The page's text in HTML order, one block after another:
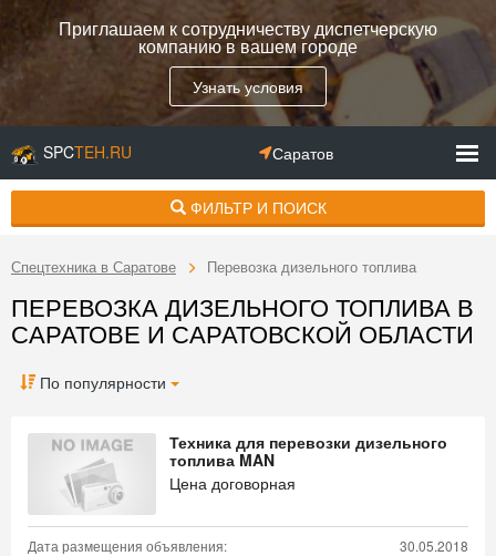
Приглашаем к сотрудничеству диспетчерскую
компанию в вашем городе
Узнать условия
SPCTEH.RU Саратов
ФИЛЬТР И ПОИСК
Спецтехника в Саратове Перевозка дизельного топлива
ПЕРЕВОЗКА ДИЗЕЛЬНОГО ТОПЛИВА В
САРАТОВЕ И САРАТОВСКОЙ ОБЛАСТИ
По популярности
Техника для перевозки дизельного
топлива MAN
Цена договорная
Дата размещения объявления: 30.05.2018